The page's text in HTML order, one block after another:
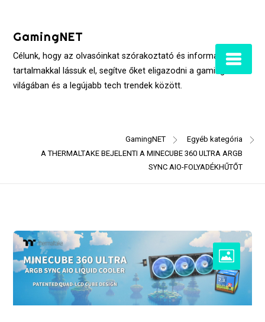
contentGamingNET
Célunk, hogy az olvasóinkat szórakoztató és informatív
tartalmakkal lássuk el, segítve őket eligazodni a gaming
világában és a legújabb tech trendek között.
GamingNET
Egyéb kategória
A THERMALTAKE BEJELENTI A MINECUBE 360 ULTRA ARGB
SYNC AIO-FOLYADÉKHŰTŐT